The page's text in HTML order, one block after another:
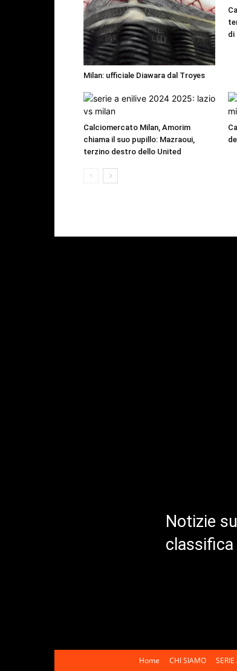
Milan: ufficiale Diawara dal Troyes
di
Calciomercato Milan, Amorim
chiama il suo pupillo: Mazraoui,
terzino destro dello United
Notizie
classifica
Home CHI SIAMO SERIE